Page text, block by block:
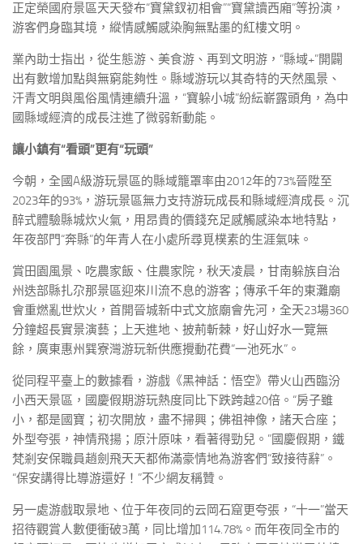
正定榮國府景區天天發布“寶黛釵初相會”“寶黛讀西廂”等扮演，
游客們身臨其境，縱情感觸感染胸無點墨的紅樓文明。
業內助士指出，從生態游、美食游、再到文明游，“縣域+”開闢
出有數增加點與無窮能夠性。縣域游玩以其奇特的天然風景、
汗青文明與風俗風情連續升溫，“寶躲小城”紛紜嶄露頭角，為中
國縣域經濟的成長注進了微弱新動能。
讓小鎮有“看頭”更有“玩頭”
今朝，全國A級游玩景區的縣域籠罩率由2012年的73%晉陞至
2023年的93%，游玩景區無力支持游玩成長和縣域經濟成長。沉
醉式體驗縣城炊火氣，用昂貴的價錢充足感觸感染本地特點，
年夜部門“奔縣”的年青人在小處所尋覓樸素的生涯氣味。
賞田園風景、吃農家飯、住農家院，秋天凌晨，甘南躲族自治
州迭部縣扎尕那景區迎來川流不息的游客；傳承千年的東灘廟
會重燃亂世炊火，首開晉城新中式文旅廟會先河，全天23場360
分鐘超長實景演藝；上天進地、披荊斬棘，好山好水一覽無
餘，廣東惠州巽寮灣游玩新供應攪動花費“一池死水”。
從同程平臺上的數據看，游戲《黑神話：悟空》帶火山西臨汾
小西天景區，國慶假期游玩熱度同比下跌跨越20倍。“房子雖
小，都是國寶；初次開放，盡不掃興；佛祖神像，諸天合座；
外型夸張，神情飛揚；原汁原味，看著得勁兒。”國慶假期，鐵
梵剎安保職員趙劍飛天天都佈滿豪情地為游客們“致接待辭”。
“保安講得比導游還好！”不少網友稱贊。
另一處游戲取景地、位于年夜同的云岡石窟更夸張，“十一”當天
招待觀賞人數便衝破3萬，同比增加114.78%。而年夜同全市的